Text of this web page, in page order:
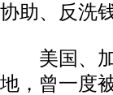
协助、反洗
美国、加
地，曾一度